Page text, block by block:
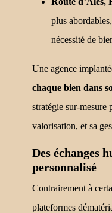
plus
nécessité de
Une agence
chaque bien dans
stratégie sur-mesure
valorisation, et sa
Des échanges
personnalisé
Contrairement à
plateformes